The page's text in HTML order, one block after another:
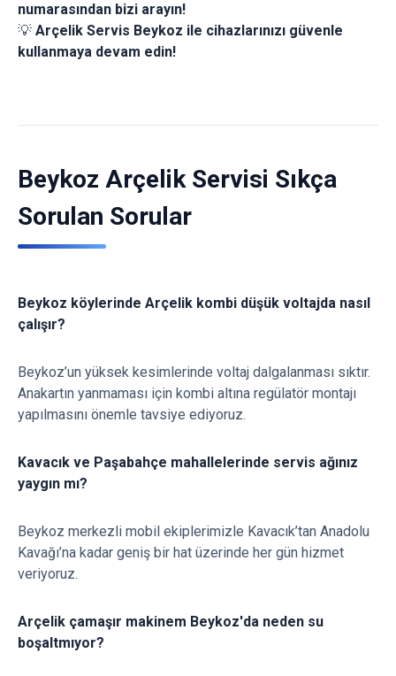
numarasından bizi arayın!
💡 Arçelik Servis Beykoz ile cihazlarınızı güvenle
kullanmaya devam edin!
Beykoz Arçelik Servisi Sıkça
Sorulan Sorular
Beykoz köylerinde Arçelik kombi düşük voltajda nasıl
çalışır?
Beykoz’un yüksek kesimlerinde voltaj dalgalanması sıktır.
Anakartın yanmaması için kombi altına regülatör montajı
yapılmasını önemle tavsiye ediyoruz.
Kavacık ve Paşabahçe mahallelerinde servis ağınız
yaygın mı?
Beykoz merkezli mobil ekiplerimizle Kavacık’tan Anadolu
Kavağı’na kadar geniş bir hat üzerinde her gün hizmet
veriyoruz.
Arçelik çamaşır makinem Beykoz'da neden su
boşaltmıyor?